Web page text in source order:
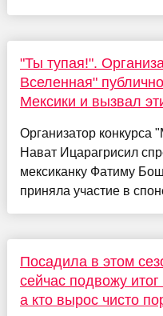
"Ты тупая!".
Вселенная"
Мексики и вызвал
Организатор конкурса
Нават Ицарагрисил
мексиканку Фатиму Бош
приняла участие в
Посадила в этом
сейчас подвожу
а кто вырос чисто